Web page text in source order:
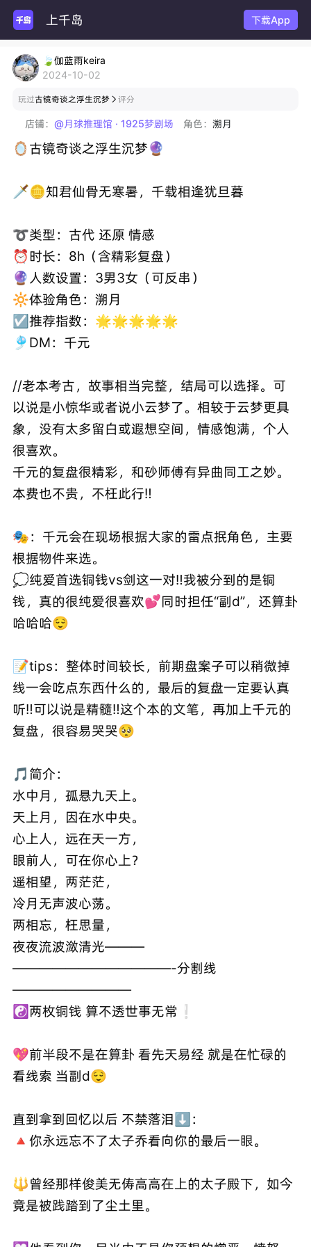
上千岛 下载App
🍃伽蓝雨keira
2024-10-02
玩过古镜奇谈之浮生沉梦 评分
店铺： @月球推理馆 · 1925梦剧场 角色：溯月
🪞古镜奇谈之浮生沉梦🔮
🗡🪙知君仙骨无寒暑，千载相逢犹旦暮
➰类型：古代 还原 情感
⏰时长：8h（含精彩复盘）
🔮人数设置：3男3女（可反串）
🔆体验角色：溯月
☑️推荐指数：🌟🌟🌟🌟🌟
🎐DM：千元
//老本考古，故事相当完整，结局可以选择。可
以说是小惊华或者说小云梦了。相较于云梦更具
象，没有太多留白或遐想空间，情感饱满，个人
很喜欢。
千元的复盘很精彩，和砂师傅有异曲同工之妙。
本费也不贵，不枉此行‼️
🎭：千元会在现场根据大家的雷点抿角色，主要
根据物件来选。
💭纯爱首选铜钱vs剑这一对‼️我被分到的是铜
钱，真的很纯爱很喜欢💕同时担任“副d”，还算卦
哈哈哈😌
📝tips：整体时间较长，前期盘案子可以稍微掉
线一会吃点东西什么的，最后的复盘一定要认真
听‼️可以说是精髓‼️这个本的文笔，再加上千元的
复盘，很容易哭哭🥺
🎵简介：
水中月，孤悬九天上。
天上月，因在水中央。
心上人，远在天一方，
眼前人，可在你心上？
遥相望，两茫茫，
冷月无声波心荡。
两相忘，枉思量，
夜夜流波潋清光———
————————————-分割线
—————————
☯️两枚铜钱 算不透世事无常❕
💖前半段不是在算卦 看先天易经 就是在忙碌的
看线索 当副d😌
直到拿到回忆以后 不禁落泪⬇️：
🔺你永远忘不了太子乔看向你的最后一眼。
🔱曾经那样俊美无俦高高在上的太子殿下，如今
竟是被践踏到了尘土里。